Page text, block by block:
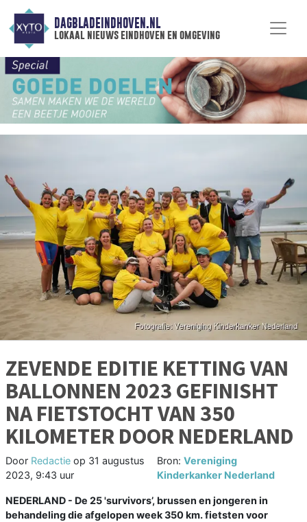
DAGBLADEINDHOVEN.NL
lokaal nieuws eindhoven en omgeving
ZEVENDE EDITIE KETTING VAN
BALLONNEN 2023 GEFINISHT
NA FIETSTOCHT VAN 350
KILOMETER DOOR NEDERLAND
Door Redactie op 31 augustus
2023, 9:43 uur
Bron:Vereniging
Kinderkanker Nederland
NEDERLAND - De 25 'survivors’, brussen en jongeren in
behandeling die afgelopen week 350 km. fietsten voor